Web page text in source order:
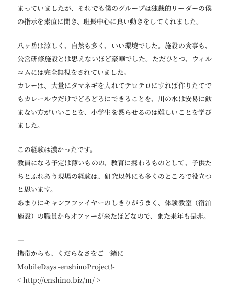
まっていましたが、それでも僕のグループは独裁的リーダーの僕
の指示を素直に聞き、班長中心に良い動きをしてくれました。
八ヶ岳は涼しく、自然も多く、いい環境でした。施設の食事も、
公営研修施設とは思えないほど豪華でした。ただひとつ、ウィル
コムには完全無視をされていました。
カレーは、大量にタマネギを入れてテロテロにすれば作りたてで
もカレールウだけでどろどろにできることを、川の水は安易に飲
まない方がいいことを、小学生を黙らせるのは難しいことを学び
ました。
この経験は濃かったです。
教員になる予定は薄いものの、教育に携わるものとして、子供た
ちとふれあう現場の経験は、研究以外にも多くのところで役立つ
と思います。
あまりにキャンプファイヤーのしきりがうまく、体験教室（宿泊
施設）の職員からオファーが来たほどなので、また来年も是非。
—
携帯からも、くだらなさをご一緒に
MobileDays -enshinoProject!-
< http://enshino.biz/m/ >